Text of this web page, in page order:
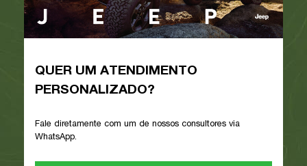
QUER UM ATENDIMENTO
PERSONALIZADO?
Fale diretamente com um de nossos consultores via
WhatsApp.